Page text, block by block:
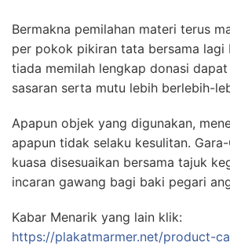
Bermakna pemilahan materi terus
per pokok pikiran tata bersama lagi
tiada memilah lengkap donasi
sasaran serta mutu lebih berlebih-
Apapun objek yang digunakan,
apapun tidak selaku kesulitan.
kuasa disesuaikan bersama tajuk
incaran gawang bagi baki pegari
Kabar Menarik yang lain klik:
https://plakatmarmer.net/product-